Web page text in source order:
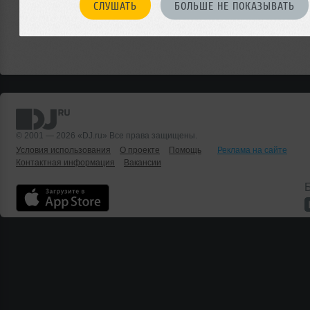
СЛУШАТЬ БОЛЬШЕ НЕ ПОКАЗЫВАТЬ
© 2001 — 2026 «DJ.ru» Все права защищены.
Условия использования
О проекте Помощь
Реклама на сайте
Контактная информация
Вакансии